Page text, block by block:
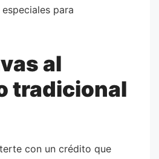
para
al
tradicional
con un crédito que